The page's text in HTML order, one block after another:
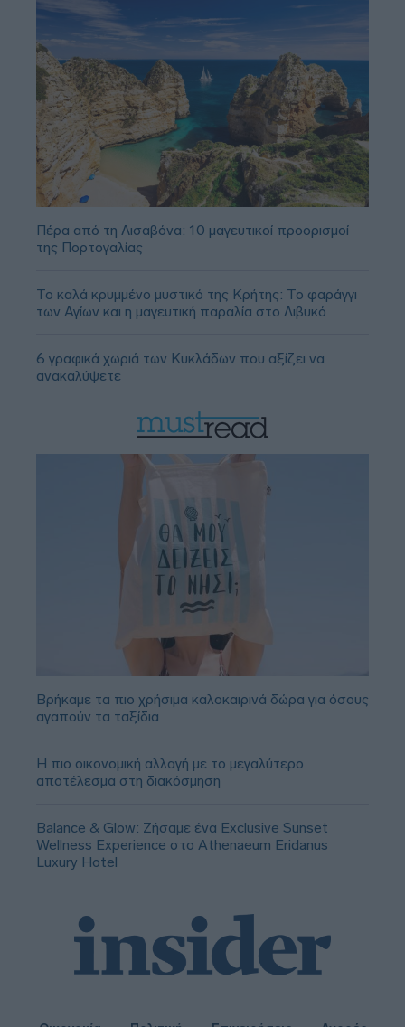
Πέρα από τη Λισαβόνα: 10 μαγευτικοί προορισμοί
της Πορτογαλίας
Το καλά κρυμμένο μυστικό της Κρήτης: Το φαράγγι
των Αγίων και η μαγευτική παραλία στο Λιβυκό
6 γραφικά χωριά των Κυκλάδων που αξίζει να
ανακαλύψετε
Βρήκαμε τα πιο χρήσιμα καλοκαιρινά δώρα για όσους
αγαπούν τα ταξίδια
Η πιο οικονομική αλλαγή με το μεγαλύτερο
αποτέλεσμα στη διακόσμηση
Balance & Glow: Ζήσαμε ένα Exclusive Sunset
Wellness Experience στο Athenaeum Eridanus
Luxury Hotel